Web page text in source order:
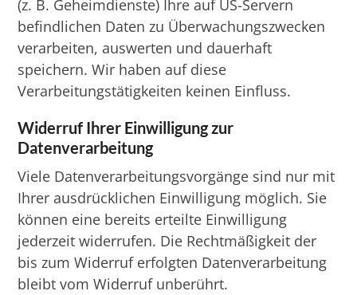
(z. B. Geheimdienste) Ihre auf US-Servern
befindlichen Daten zu Überwachungszwecken
verarbeiten, auswerten und dauerhaft
speichern. Wir haben auf diese
Verarbeitungstätigkeiten keinen Einfluss.
Widerruf Ihrer Einwilligung zur
Datenverarbeitung
Viele Datenverarbeitungsvorgänge sind nur mit
Ihrer ausdrücklichen Einwilligung möglich. Sie
können eine bereits erteilte Einwilligung
jederzeit widerrufen. Die Rechtmäßigkeit der
bis zum Widerruf erfolgten Datenverarbeitung
bleibt vom Widerruf unberührt.